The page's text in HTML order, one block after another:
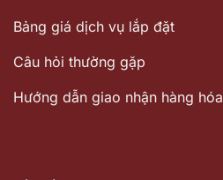
Bảng giá dịch vụ lắp đặt
Câu hỏi thường gặp
Hướng dẫn giao nhận hàng hóa